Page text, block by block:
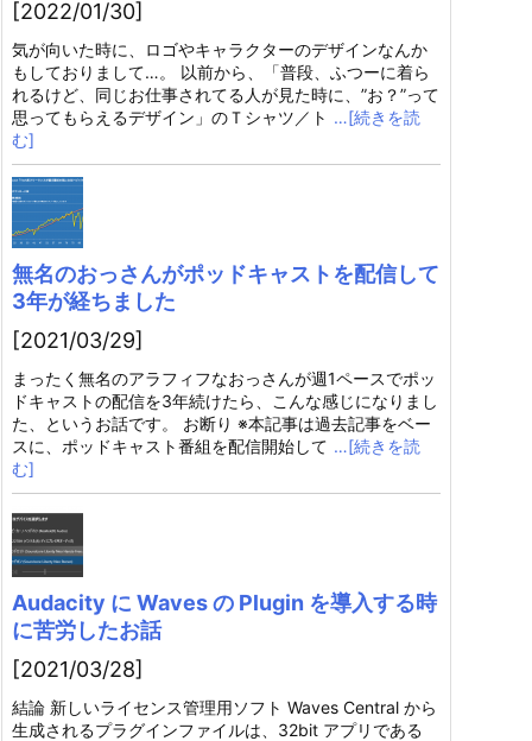
[2022/01/30]
気が向いた時に、ロゴやキャラクターのデザインなんか
もしておりまして…。 以前から、「普段、ふつーに着ら
れるけど、同じお仕事されてる人が見た時に、”お？”って
思ってもらえるデザイン」のＴシャツ／ト …[続きを読
む]
無名のおっさんがポッドキャストを配信して
3年が経ちました
[2021/03/29]
まったく無名のアラフィフなおっさんが週1ペースでポッ
ドキャストの配信を3年続けたら、こんな感じになりまし
た、というお話です。 お断り ※本記事は過去記事をベー
スに、ポッドキャスト番組を配信開始して …[続きを読
む]
Audacity に Waves の Plugin を導入する時
に苦労したお話
[2021/03/28]
結論 新しいライセンス管理用ソフト Waves Central から
生成されるプラグインファイルは、32bit アプリである